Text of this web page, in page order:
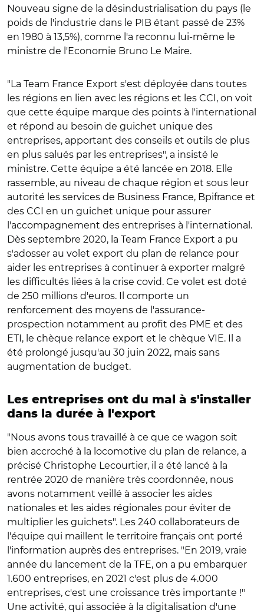
Nouveau signe de la désindustrialisation du pays (le
poids de l'industrie dans le PIB étant passé de 23%
en 1980 à 13,5%), comme l'a reconnu lui-même le
ministre de l'Economie Bruno Le Maire.
"La Team France Export s'est déployée dans toutes
les régions en lien avec les régions et les CCI, on voit
que cette équipe marque des points à l'international
et répond au besoin de guichet unique des
entreprises, apportant des conseils et outils de plus
en plus salués par les entreprises", a insisté le
ministre. Cette équipe a été lancée en 2018. Elle
rassemble, au niveau de chaque région et sous leur
autorité les services de Business France, Bpifrance et
des CCI en un guichet unique pour assurer
l'accompagnement des entreprises à l'international.
Dès septembre 2020, la Team France Export a pu
s'adosser au volet export du plan de relance pour
aider les entreprises à continuer à exporter malgré
les difficultés liées à la crise covid. Ce volet est doté
de 250 millions d'euros. Il comporte un
renforcement des moyens de l'assurance-
prospection notamment au profit des PME et des
ETI, le chèque relance export et le chèque VIE. Il a
été prolongé jusqu'au 30 juin 2022, mais sans
augmentation de budget.
Les entreprises ont du mal à s'installer
dans la durée à l'export
"Nous avons tous travaillé à ce que ce wagon soit
bien accroché à la locomotive du plan de relance, a
précisé Christophe Lecourtier, il a été lancé à la
rentrée 2020 de manière très coordonnée, nous
avons notamment veillé à associer les aides
nationales et les aides régionales pour éviter de
multiplier les guichets". Les 240 collaborateurs de
l'équipe qui maillent le territoire français ont porté
l'information auprès des entreprises. "En 2019, vraie
année du lancement de la TFE, on a pu embarquer
1.600 entreprises, en 2021 c'est plus de 4.000
entreprises, c'est une croissance très importante !"
Une activité, qui associée à la digitalisation d'une